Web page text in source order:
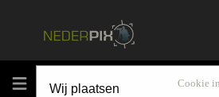
MENU Cookie
Wij plaatsen